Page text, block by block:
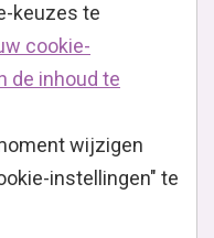
keuzes te
cookie-
de inhoud te
wijzigen
instellingen" te